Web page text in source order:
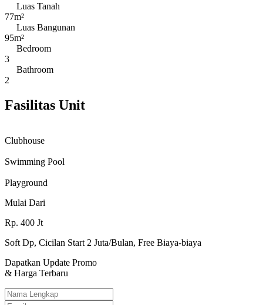
Luas Tanah
77m²
Luas Bangunan
95m²
Bedroom
3
Bathroom
2
Fasilitas Unit
Clubhouse
Swimming Pool
Playground
Mulai Dari
Rp. 400 Jt
Soft Dp, Cicilan Start 2 Juta/Bulan, Free Biaya-biaya
Dapatkan Update Promo
& Harga Terbaru